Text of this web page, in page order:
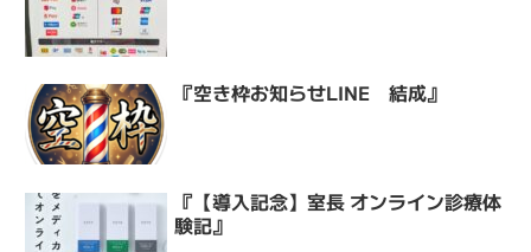
『空き枠お知らせLINE 結成』
『【導入記念】室長 オンライン診療体
験記』